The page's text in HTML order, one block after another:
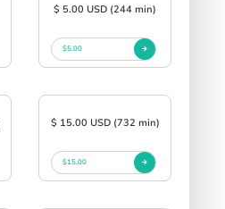
$ 5.00 USD (244 min)
$5.00
$ 15.00 USD (732 min)
$15.00